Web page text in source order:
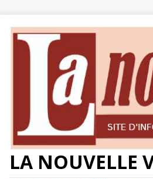
LA NOUVELLE